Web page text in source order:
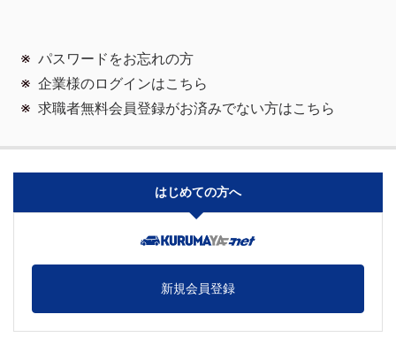
パスワードをお忘れの方
企業様のログインはこちら
求職者無料会員登録がお済みでない方はこちら
はじめての方へ
新規会員登録